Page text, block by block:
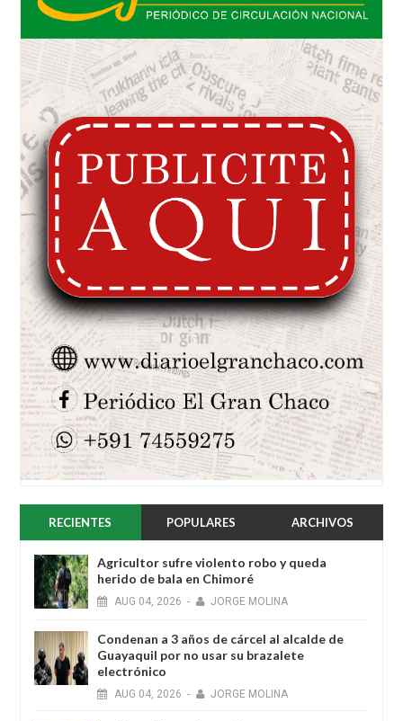
RECIENTES POPULARES ARCHIVOS
Agricultor sufre violento robo y queda
herido de bala en Chimoré
AUG 04, 2026 - JORGE MOLINA
Condenan a 3 años de cárcel al alcalde de
Guayaquil por no usar su brazalete
electrónico
AUG 04, 2026 - JORGE MOLINA